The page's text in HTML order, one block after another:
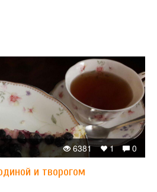
0
1
6381
и творогом